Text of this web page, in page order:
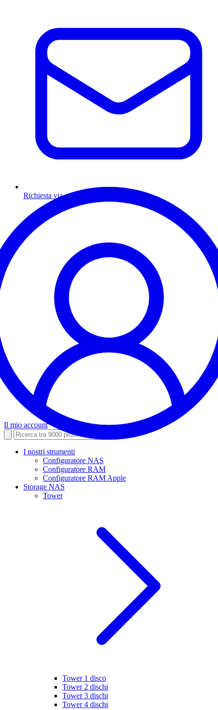
Richiesta via email
Il mio account
I nostri strumenti
Configuratore NAS
Configuratore RAM
Configuratore RAM Apple
Storage NAS
Tower
Tower 1 disco
Tower 2 dischi
Tower 3 dischi
Tower 4 dischi